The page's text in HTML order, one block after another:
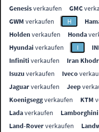
Genesisverkaufen GMC
GWM verkaufen H
Holdenverkaufen Honda
Hyundai verkaufen I
Infiniti verkaufen Iran
Isuzu verkaufen Iveco
Jaguarverkaufen Jeep
Koenigseggverkaufen KTM
Ladaverkaufen Lamborghini
Land-Roververkaufen